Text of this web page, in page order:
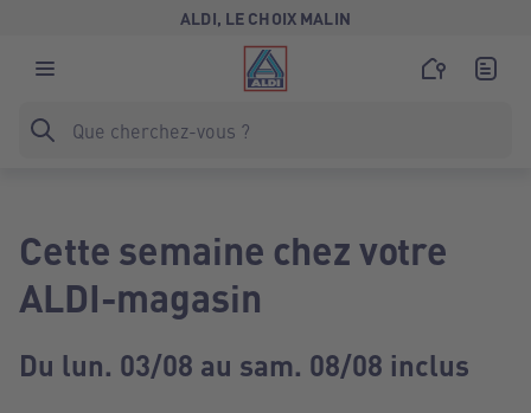
ALDI, LE CHOIX MALIN
Cette semaine chez votre
ALDI-magasin
Du lun. 03/08 au sam. 08/08 inclus